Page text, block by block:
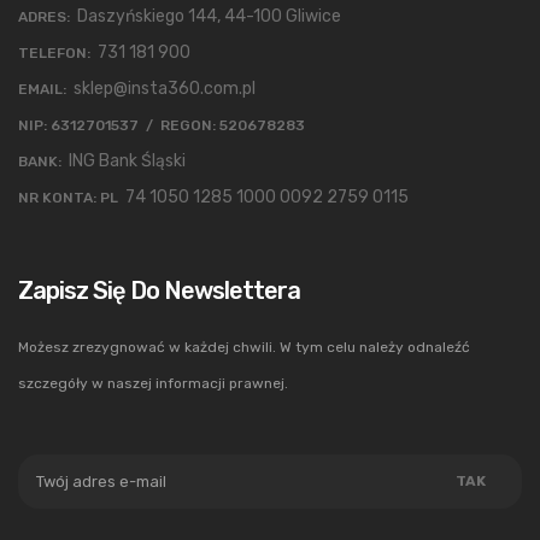
ADRES: Daszyńskiego 144, 44-100 Gliwice
TELEFON: 731 181 900
EMAIL: sklep@insta360.com.pl
NIP: 6312701537 / REGON: 520678283
BANK: ING Bank Śląski
NR KONTA: PL 74 1050 1285 1000 0092 2759 0115
Zapisz Się Do Newslettera
Możesz zrezygnować w każdej chwili. W tym celu należy odnaleźć
szczegóły w naszej informacji prawnej.